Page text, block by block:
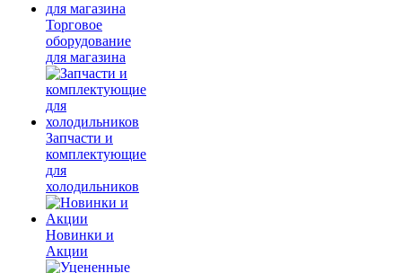
Торговое
оборудование
для магазина
Запчасти и
комплектующие
для
холодильников
Новинки и
Акции